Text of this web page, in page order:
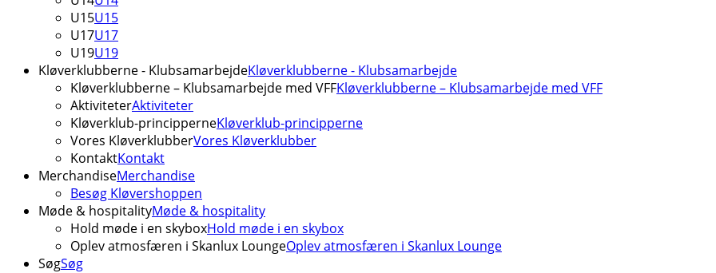
U15U15
U17U17
U19U19
Kløverklubberne - KlubsamarbejdeKløverklubberne - Klubsamarbejde
Kløverklubberne – Klubsamarbejde med VFFKløverklubberne – Klubsamarbejde med VFF
AktiviteterAktiviteter
Kløverklub-principperneKløverklub-principperne
Vores KløverklubberVores Kløverklubber
KontaktKontakt
MerchandiseMerchandise
Besøg Kløvershoppen
Møde & hospitalityMøde & hospitality
Hold møde i en skyboxHold møde i en skybox
Oplev atmosfæren i Skanlux LoungeOplev atmosfæren i Skanlux Lounge
SøgSøg